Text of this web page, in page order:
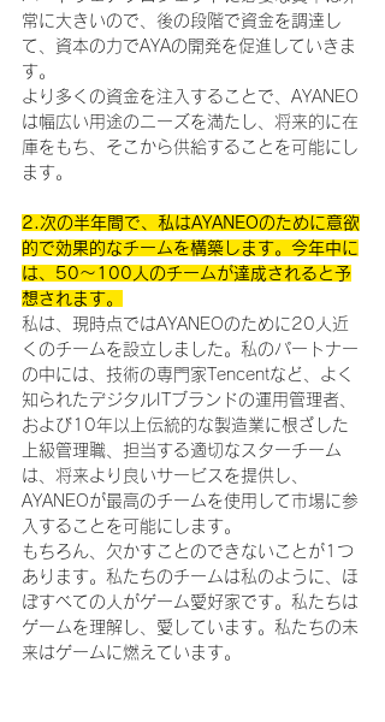
常に大きいので、後の段階で資金を調達し
て、資本の力でAYAの開発を促進していきま
す。
より多くの資金を注入することで、AYANEO
は幅広い用途のニーズを満たし、将来的に在
庫をもち、そこから供給することを可能にし
ます。
2.次の半年間で、私はAYANEOのために意欲
的で効果的なチームを構築します。今年中に
は、50〜100人のチームが達成されると予
想されます。
私は、現時点ではAYANEOのために20人近
くのチームを設立しました。私のパートナー
の中には、技術の専門家Tencentなど、よく
知られたデジタルITブランドの運用管理者、
および10年以上伝統的な製造業に根ざした
上級管理職、担当する適切なスターチーム
は、将来より良いサービスを提供し、
AYANEOが最高のチームを使用して市場に参
入することを可能にします。
もちろん、欠かすことのできないことが1つ
あります。私たちのチームは私のように、ほ
ぼすべての人がゲーム愛好家です。私たちは
ゲームを理解し、愛しています。私たちの未
来はゲームに燃えています。